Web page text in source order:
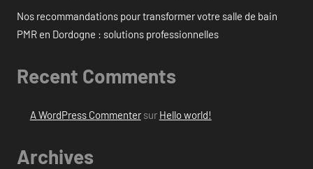
Nos recommandations pour transformer votre salle de bain
PMR en Dordogne : solutions professionnelles
Recent Comments
A WordPress Commentersur Hello world!
Archives